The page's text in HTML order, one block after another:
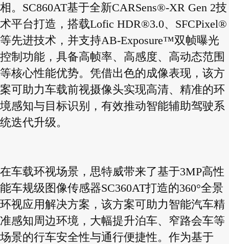
相。SC860AT基于全新CARSens®-XR Gen 2技
术平台打造，搭载Lofic HDR®3.0、SFCPixel®
等先进技术，并支持AB-Exposure™双帧曝光
控制功能，具备高帧率、高感度、高动态范围
等核心性能优势。凭借出色的成像表现，该方
案可助力车载前视摄像头实现高清、精准的环
境感知与目标识别，有效推动智能辅助驾驶系
统迭代升级。
在车载环视场景，思特威带来了基于3MP高性
能车规级图像传感器SC360AT打造的360°全景
环视应用解决方案，该方案可助力智能汽车精
准感知周边环境，大幅提升泊车、窄路会车等
场景的行车安全性与通行便捷性。作为基于